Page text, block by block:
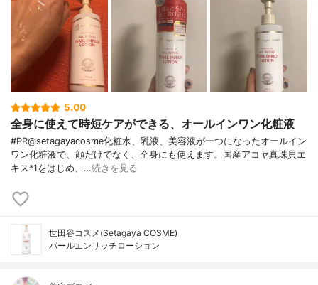
5.00
全身に使えて時短ケアができる、オールインワン化粧液
#PR@setagayacosme化粧水、乳液、美容液が一つになったオールイン
ワン化粧液で、顔だけでなく、全身にも使えます。国産アコヤ真珠貝エ
キス*1をはじめ、…続きを見る
世田谷コスメ(Setagaya COSME)
パールエンリッチローション